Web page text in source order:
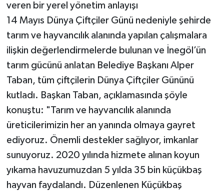
veren bir yerel yönetim anlayışı
14 Mayıs Dünya Çiftçiler Günü nedeniyle şehirde
tarım ve hayvancılık alanında yapılan çalışmalara
ilişkin değerlendirmelerde bulunan ve İnegöl’ün
tarım gücünü anlatan Belediye Başkanı Alper
Taban, tüm çiftçilerin Dünya Çiftçiler Gününü
kutladı. Başkan Taban, açıklamasında şöyle
konuştu: "Tarım ve hayvancılık alanında
üreticilerimizin her an yanında olmaya gayret
ediyoruz. Önemli destekler sağlıyor, imkanlar
sunuyoruz. 2020 yılında hizmete alınan koyun
yıkama havuzumuzdan 5 yılda 35 bin küçükbaş
hayvan faydalandı. Düzenlenen Küçükbaş